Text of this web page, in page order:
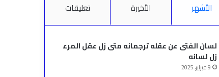
الأشهر الأخيرة تعليقات
لسان الفتى عن عقله ترجمانه متى زل عقل المرء
زل لسانه
9 فبراير، 2025